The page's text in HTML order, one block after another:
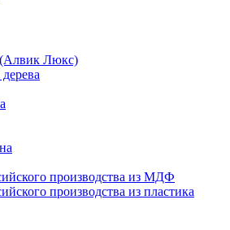
Люкс)
производства из МДФ
производства из пластика